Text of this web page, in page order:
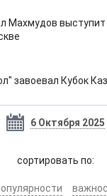
Махмудов выступит
завоевал Кубок
6 Октября 2025
cортировать по: